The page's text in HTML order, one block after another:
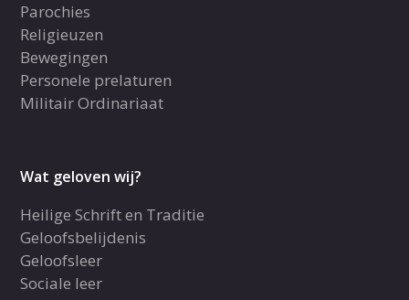
Parochies
Religieuzen
Bewegingen
Personele prelaturen
Militair Ordinariaat
Wat geloven wij?
Heilige Schrift en Traditie
Geloofsbelijdenis
Geloofsleer
Sociale leer